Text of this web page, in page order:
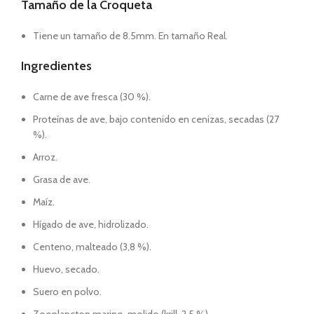
Tamaño de la Croqueta
Tiene un tamaño de 8.5mm. En tamaño Real.
Ingredientes
Carne de ave fresca (30 %).
Proteínas de ave, bajo contenido en cenizas, secadas (27
%).
Arroz.
Grasa de ave.
Maíz.
Hígado de ave, hidrolizado.
Centeno, malteado (3,8 %).
Huevo, secado.
Suero en polvo.